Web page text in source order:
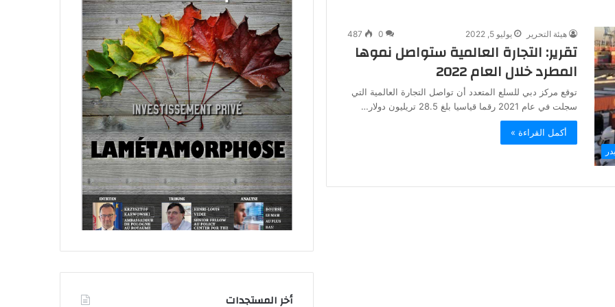
هيئة التحرير يوليو 5, 2022 0
487
تقرير: التجارة العالمية ستواصل نموها
المطرد خلال العام 2022
توقع مركز دبي للسلع المتعدد أن تواصل التجارة العالمية التي
سجلت في عام 2021 رقما قياسيا بلغ 28.5 تريليون دولار…
أكمل القراءة »
أخر المستجدات